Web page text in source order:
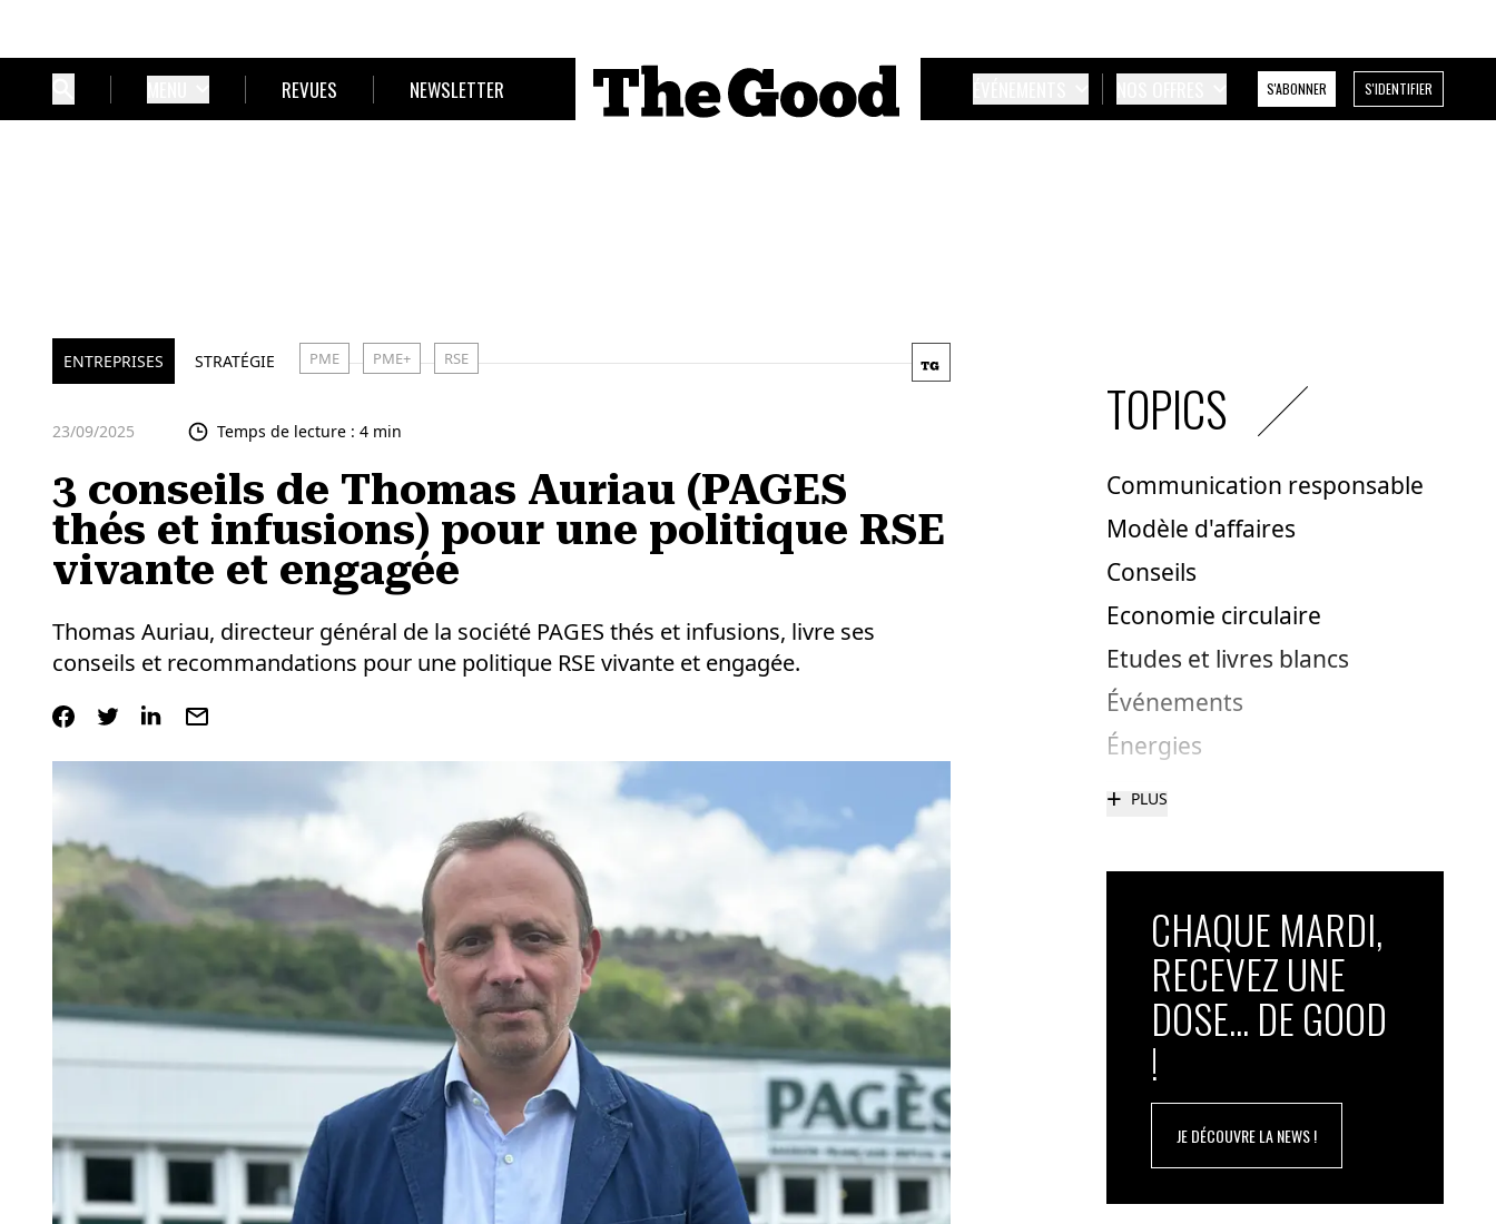
REVUES NEWSLETTER S'ABONNER S'IDENTIFIER
ENTREPRISES STRATÉGIE PME PME+ RSE
23/09/2025 Temps de lecture : 4 min
3 conseils de Thomas Auriau (PAGES
thés et infusions) pour une politique RSE
vivante et engagée
Thomas Auriau, directeur général de la société PAGES thés et infusions, livre ses
conseils et recommandations pour une politique RSE vivante et engagée.
TOPICS
Communication responsable
Modèle d'affaires
Conseils
Economie circulaire
Etudes et livres blancs
Événements
Énergies
+ PLUS
CHAQUE MARDI,
RECEVEZ UNE
DOSE... DE GOOD
!
JE DÉCOUVRE LA NEWS !